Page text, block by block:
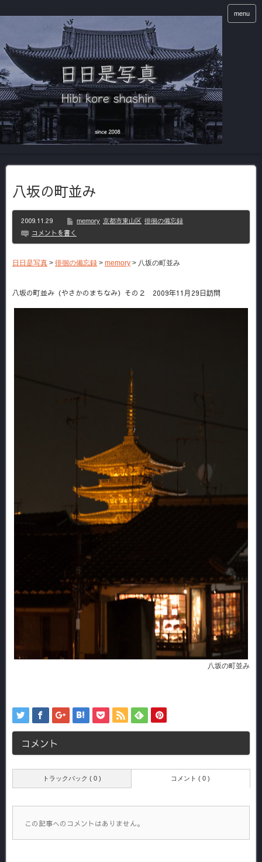
menu
八坂の町並み
2009.11.29 memory 京都市東山区 徘徊の備忘録
コメントを書く
日日是写真 > 徘徊の備忘録 > memory > 八坂の町並み
八坂の町並み（やさかのまちなみ）その２ 2009年11月29日訪問
八坂の町並み
コメント
トラックバック ( 0 ) コメント ( 0 )
この記事へのコメントはありません。